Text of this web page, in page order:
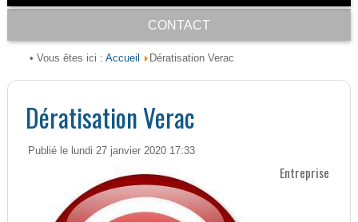
CONTACT
• Vous êtes ici : Accueil Dératisation Verac
Dératisation Verac
Publié le lundi 27 janvier 2020 17:33
Entreprise